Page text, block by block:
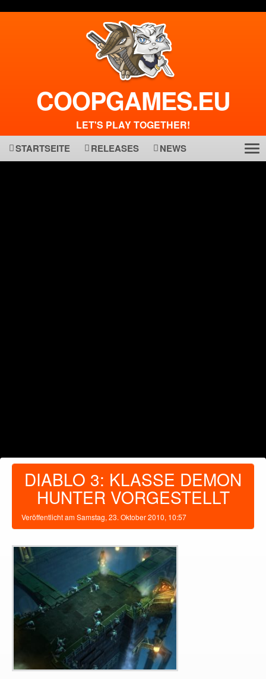
COOPGAMES.EU
LET'S PLAY TOGETHER!
STARTSEITE RELEASES NEWS
DIABLO 3: KLASSE DEMON
HUNTER VORGESTELLT
Veröffentlicht amSamstag, 23. Oktober 2010, 10:57